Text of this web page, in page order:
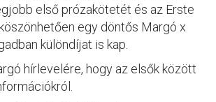
első prózakötetét és az Erste
egy döntős Margó x
különdíjat is kap.
hírlevelére, hogy az elsők között